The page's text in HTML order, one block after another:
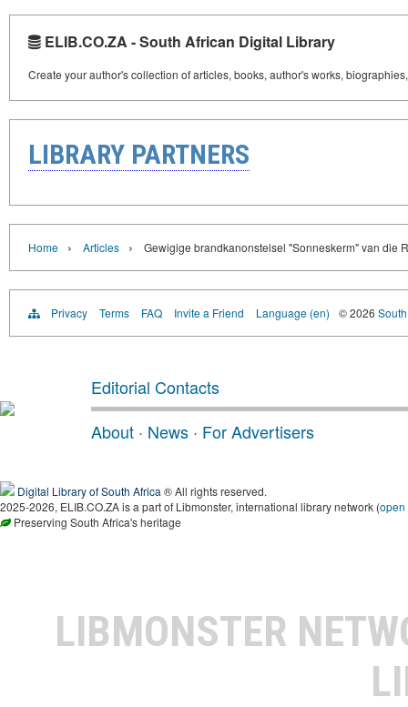
ELIB.CO.ZA - South African Digital Library
Create your author's collection of articles, books, author's works,
LIBRARY PARTNERS
Home › Articles › Gewigige brandkanonstelsel "Sonneskerm" van die
Privacy Terms FAQ Invite a Friend Language (en) © 2026
Editorial Contacts
About · News · For Advertisers
Digital Library of South Africa ® All rights reserved.
2025-2026, ELIB.CO.ZA is a part of Libmonster, international library network (open
Preserving South Africa's heritage
LIBMONSTER